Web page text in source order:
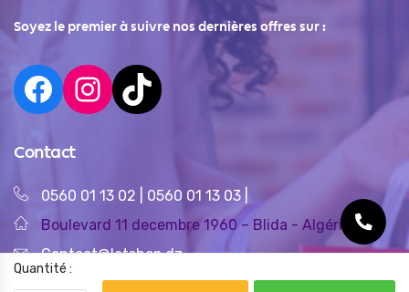
Quantité :
Soyez le premier à suivre nos dernières offres sur :
Contact
0560 01 13 02 0560 01 13 03
Boulevard 11 decembre 1960 – Blida - Algérie
Contact@letshop.dz